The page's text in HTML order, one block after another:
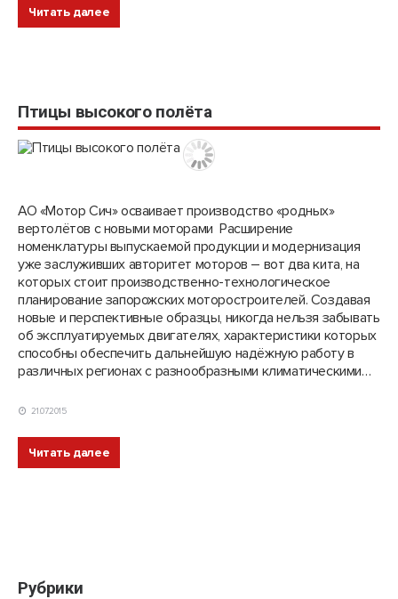
Читать далее
Птицы высокого полёта
АО «Мотор Сич» осваивает производство «родных»
вертолётов с новыми моторами Расширение
номенклатуры выпускаемой продукции и модернизация
уже заслуживших авторитет моторов – вот два кита, на
которых стоит производственно-технологическое
планирование запорожских моторостроителей. Создавая
новые и перспективные образцы, никогда нельзя забывать
об эксплуатируемых двигателях, характеристики которых
способны обеспечить дальнейшую надёжную работу в
различных регионах с разнообразными климатическими…
21.07.2015
Читать далее
Рубрики